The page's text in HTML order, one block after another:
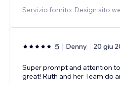
Servizio fornito: Design sito
5 Denny 20 giu
Super prompt and attention
great! Ruth and her Team do